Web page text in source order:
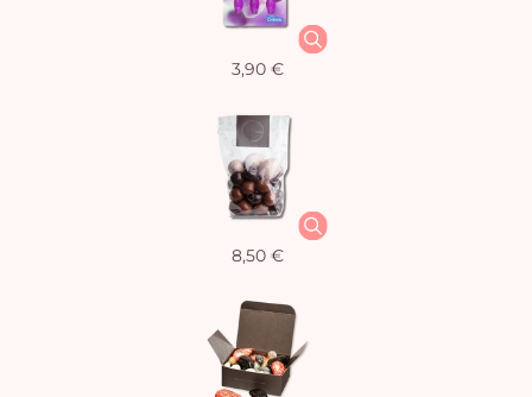
3,90 €
8,50 €